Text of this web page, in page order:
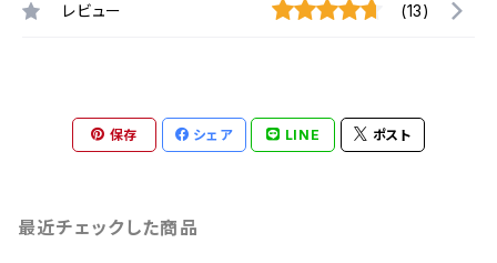
レビュー (13)
保存 シェア LINE ポスト
最近チェックした商品